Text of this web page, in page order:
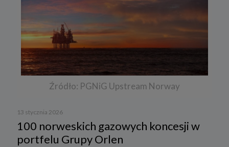
Źródło: PGNiG Upstream Norway
13 stycznia 2026
100 norweskich gazowych koncesji w
portfelu Grupy Orlen